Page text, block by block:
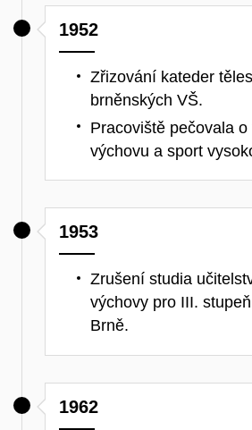
1952
Zřizování kateder
brněnských VŠ.
Pracoviště pečovala o
výchovu a sport
1953
Zrušení studia
výchovy pro III.
Brně.
1962